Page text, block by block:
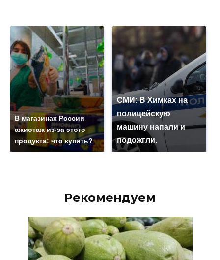
В магазинах России
ажиотаж из-за этого
продукта: что купить?
СМИ: В Химках на
полицейскую
машину напали и
подожгли.
Рекомендуем